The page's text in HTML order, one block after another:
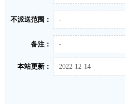
不派送范围： -
备注： -
本站更新： 2022-12-14